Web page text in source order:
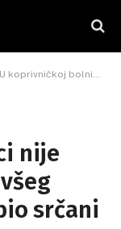
U koprivničkoj bolnici nije imao tko operirati bivšeg ravnatelja koji je dobio srčani
nije
srčani